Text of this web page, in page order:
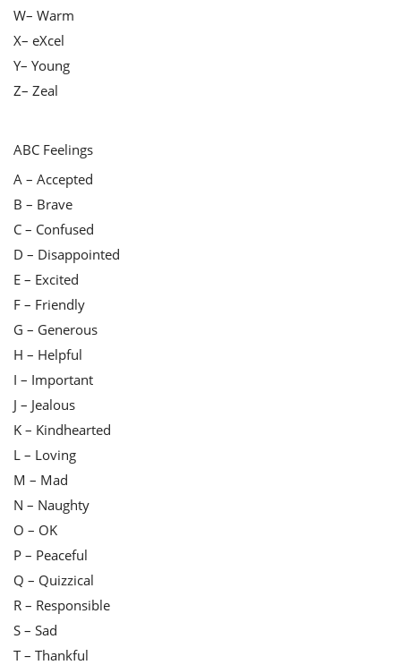
W– Warm
X– eXcel
Y– Young
Z– Zeal
ABC Feelings
A – Accepted
B – Brave
C – Confused
D – Disappointed
E – Excited
F – Friendly
G – Generous
H – Helpful
I – Important
J – Jealous
K – Kindhearted
L – Loving
M – Mad
N – Naughty
O – OK
P – Peaceful
Q – Quizzical
R – Responsible
S – Sad
T – Thankful